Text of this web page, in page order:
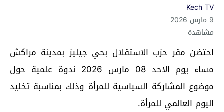
Kech TV
9 مارس 2026
مشاهدة
احتضن مقر حزب الاستقلال بحي جيليز بمدينة مراكش
مساء يوم الاحد 08 مارس 2026 ندوة علمية حول
موضوع المشاركة السياسية للمرأة وذلك بمناسبة تخليد
اليوم العالمي للمرأة.